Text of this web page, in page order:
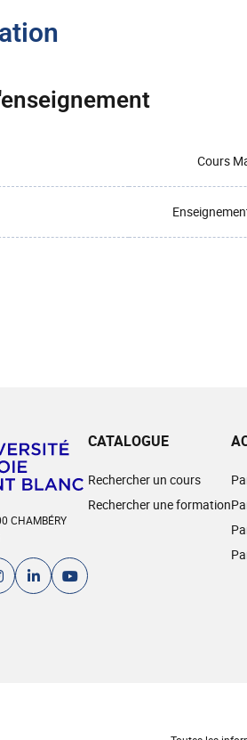
Cours
CHAMBÉRY
CATALOGUE
Rechercher un cours
Rechercher une formation